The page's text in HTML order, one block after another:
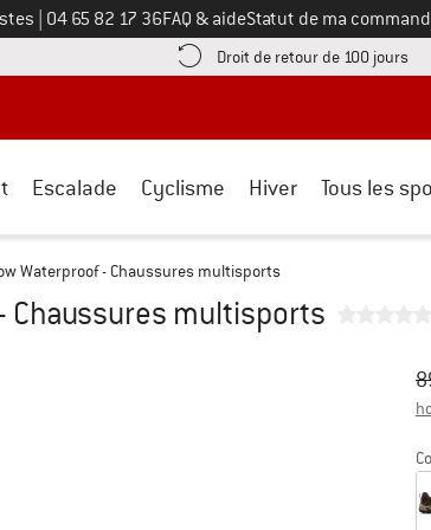
Appelez-nous au
04 65 82 17 36FAQ & aideStatut de ma
de paiement ici ! Ouvre une boîte d'information
Droit de retour de 100 jours
Escalade Cyclisme Hiver Tous les
Waterproof - Chaussures multisports
Chaussures multisports